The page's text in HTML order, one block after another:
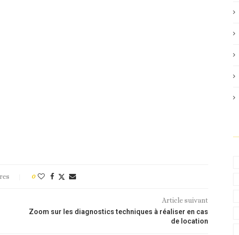
0
Article suivant
Zoom sur les diagnostics techniques à réaliser en cas
de location